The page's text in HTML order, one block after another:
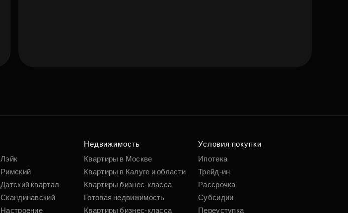
по удобным
вам параметрам
Подобрать
Лэйк
Римский
Датский квартал
Скандинавский
Настроение
Недвижимость
Квартиры в Москве
Квартиры в Калуге и области
Квартиры бизнес-класса
Готовая недвижимость
Квартиры бизнес-класса
Условия покупки
Ипотека
Трейд-ин
Рассрочка
Субсидии
Переуступка